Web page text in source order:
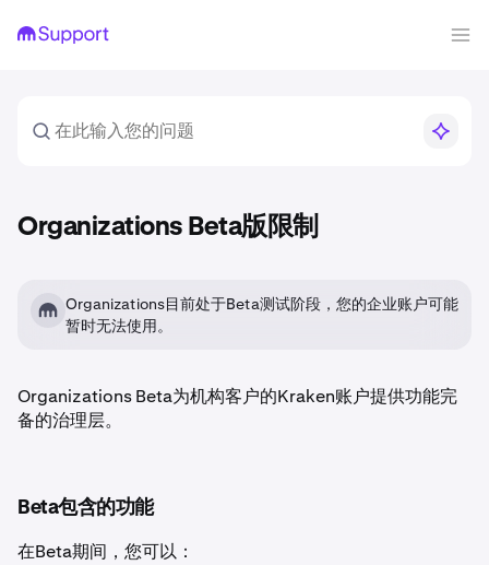
Organizations Beta版限制
Organizations目前处于Beta测试阶段，您的企业账户可能
暂时无法使用。
Organizations Beta为机构客户的Kraken账户提供功能完
备的治理层。
Beta包含的功能
在Beta期间，您可以：